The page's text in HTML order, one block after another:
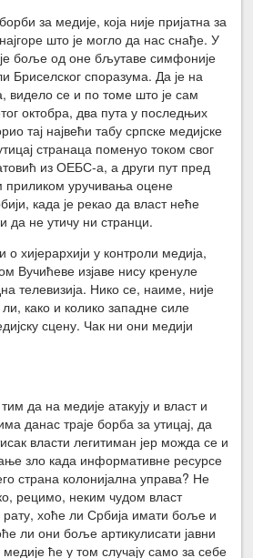
за медије, која није пријатна за
што је могло да нас снађе. У
је боље од оне бљутаве симфоније
Бриселског споразума. Да је на
видело се и по томе што је сам
октобра, два пута у последњих
тај највећи табу српске медијске
странаца поменуо током свог
из ОЕБС-а, а други пут пред
приликом уручивања оцене
када је рекао да власт неће
да не утичу ни странци.
хијерархији у контроли медија,
Вучићеве изјаве нису кренуле
телевизија. Нико се, наиме, није
како и колико западне силе
сцену. Чак ни они медији
да на медије атакују и власт и
данас траје борба за утицај, да
власти легитиман јер можда се и
зло када информативне ресурсе
страна колонијална управа? Не
рецимо, неким чудом власт
хоће ли Србија имати боље и
ли они боље артикулисати јавни
ће у том случају само за себе